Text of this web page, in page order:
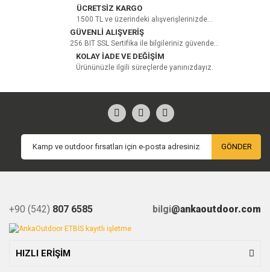
ÜCRETSİZ KARGO
1500 TL ve üzerindeki alışverişlerinizde...
GÜVENLİ ALIŞVERİŞ
256 BIT SSL Sertifika ile bilgileriniz güvende...
KOLAY İADE VE DEĞİŞİM
Ürününüzle ilgili süreçlerde yanınızdayız.
GÖNDER
+90 (542) 807 6585 bilgi@ankaoutdoor.com
HIZLI ERİŞİM